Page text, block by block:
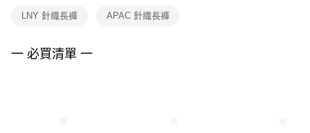
３．未成年的使用者請事先徵得法定代理人或監護人之同意方可使用
４．使用「AFTEE先享後付」時，將依據個別帳號之用戶狀況，依本公司即
LNY 針織長褲 APAC 針織長褲
一 必買清單 一